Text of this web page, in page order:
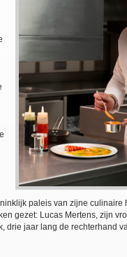
paleis van zijne culinaire
gezet: Lucas Mertens, zijn
drie jaar lang de rechterhand